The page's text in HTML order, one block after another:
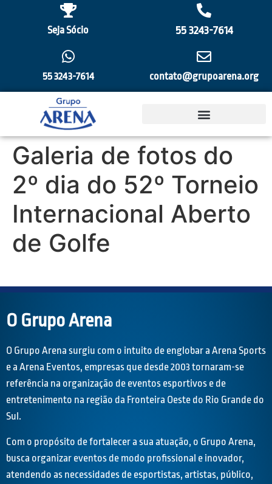
Seja Sócio 55 3243-7614
55 3243-7614 contato@grupoarena.org
Galeria de fotos do
2º dia do 52º Torneio
Internacional Aberto
de Golfe
O Grupo Arena
O Grupo Arena surgiu com o intuito de englobar a Arena Sports
e a Arena Eventos, empresas que desde 2003 tornaram-se
referência na organização de eventos esportivos e de
entretenimento na região da Fronteira Oeste do Rio Grande do
Sul.
Com o propósito de fortalecer a sua atuação, o Grupo Arena,
busca organizar eventos de modo profissional e inovador,
atendendo as necessidades de esportistas, artistas, público,